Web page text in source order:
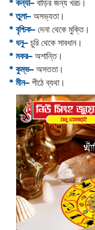
* কন্যা–বাড়ির জন্য খরচ।
* তুলা–অসভ্যতা।
* বৃশ্চিক–দেনা থেকে মুক্তি।
* ধনু–চুরি থেকে সাবধান।
* মকর–অশান্তি।‌
* কুম্ভ–অসততা।
* মীন–পীঠে ব্যথা।